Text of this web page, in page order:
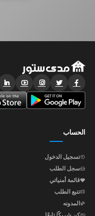
الحساب
تسجيل الدخول
سجل الطلب
قائمة أمنياتي
تتبع الطلب
المدونه